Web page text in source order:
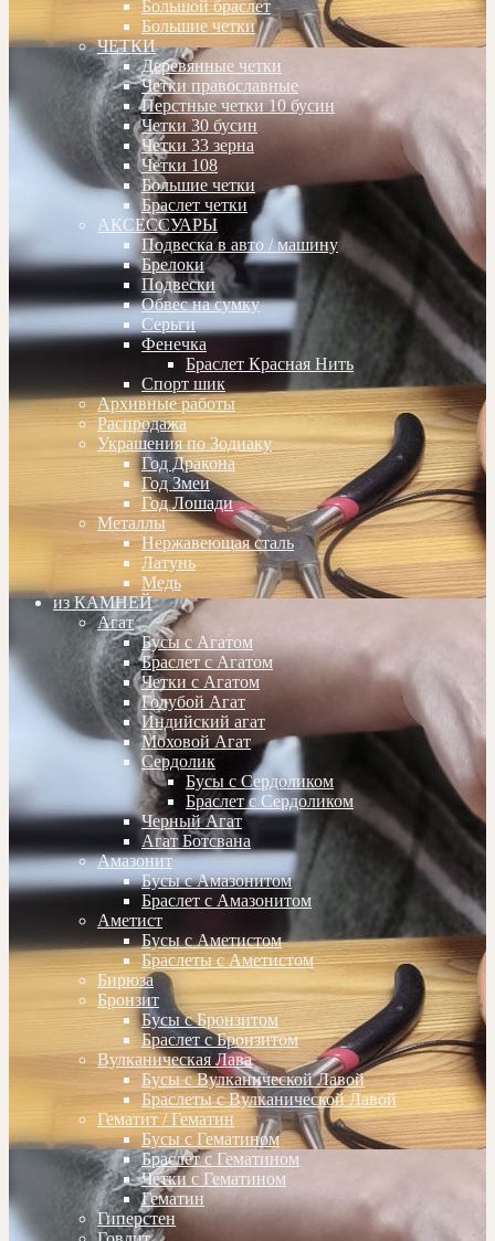
Большой браслет
Большие четки
ЧЕТКИ
Деревянные четки
Четки православные
Перстные четки 10 бусин
Четки 30 бусин
Четки 33 зерна
Четки 108
Большие четки
Браслет четки
АКСЕССУАРЫ
Подвеска в авто / машину
Брелоки
Подвески
Обвес на сумку
Серьги
Фенечка
Браслет Красная Нить
Спорт шик
Архивные работы
Распродажа
Украшения по Зодиаку
Год Дракона
Год Змеи
Год Лошади
Металлы
Нержавеющая сталь
Латунь
Медь
из КАМНЕЙ
Агат
Бусы с Агатом
Браслет с Агатом
Четки с Агатом
Голубой Агат
Индийский агат
Моховой Агат
Сердолик
Бусы с Сердоликом
Браслет с Сердоликом
Черный Агат
Агат Ботсвана
Амазонит
Бусы с Амазонитом
Браслет с Амазонитом
Аметист
Бусы с Аметистом
Браслеты с Аметистом
Бирюза
Бронзит
Бусы с Бронзитом
Браслет с Бронзитом
Вулканическая Лава
Бусы с Вулканической Лавой
Браслеты с Вулканической Лавой
Гематит / Гематин
Бусы с Гематином
Браслет с Гематином
Четки с Гематином
Гематин
Гиперстен